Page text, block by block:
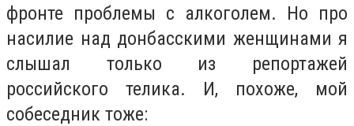
фронте проблемы с алкоголем. Но про
насилие над донбасскими женщинами я
слышал только из репортажей
российского телика. И, похоже, мой
собеседник тоже: